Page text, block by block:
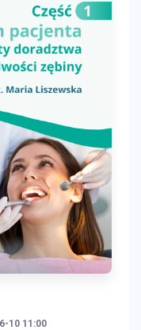
10 11:00